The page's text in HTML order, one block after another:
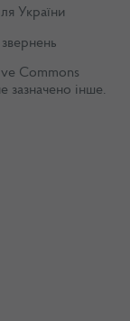
України
Commons
зазначено інше.